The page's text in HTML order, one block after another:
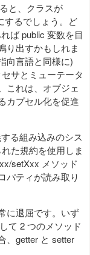
と、クラスが
するでしょう。ど
ば public 変数を目
り出すかもしれま
向言語と同様に)
サとミューテータ
これは、オブジェ
カプセル化を促進
る組み込みのシス
た規約を使用しま
setXxx メソッド
パティが読み取り
に退屈です。いず
て 2 つのメソッド
、getter と setter